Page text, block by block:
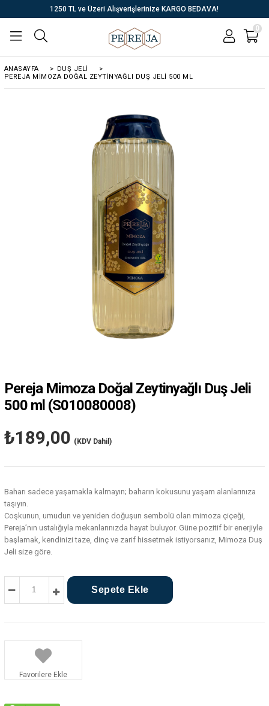
1250 TL ve Üzeri Alışverişlerinize KARGO BEDAVA!
0
ANASAYFA > DUŞ JELİ
>
PEREJA MIMOZA DOĞAL ZEYTINYAĞLI DUŞ JELI 500 ML
Pereja Mimoza Doğal Zeytinyağlı Duş Jeli
500 ml (S010080008)
₺189,00 (KDV Dahil)
Baharı sadece yaşamakla kalmayın; baharın kokusunu yaşam alanlarınıza
taşıyın.
Coşkunun, umudun ve yeniden doğuşun sembolü olan mimoza çiçeği,
Pereja’nın ustalığıyla mekanlarınızda hayat buluyor. Güne pozitif bir enerjiyle
başlamak, kendinizi taze, dinç ve zarif hissetmek istiyorsanız, Mimoza Duş
Jeli size göre.
Favorilere Ekle